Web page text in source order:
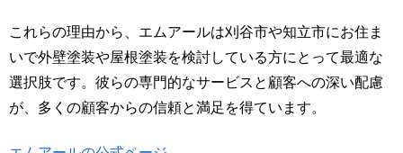
これらの理由から、エムアールは刈谷市や知立市にお住ま
いで外壁塗装や屋根塗装を検討している方にとって最適な
選択肢です。彼らの専門的なサービスと顧客への深い配慮
が、多くの顧客からの信頼と満足を得ています。